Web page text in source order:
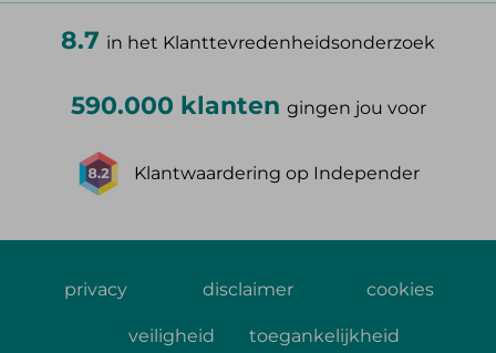
8.7 in het Klanttevredenheidsonderzoek
590.000 klanten gingen jou voor
Klantwaardering op Independer
privacy disclaimer cookies
veiligheid toegankelijkheid